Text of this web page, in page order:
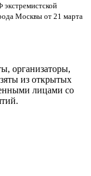
Москвы от 21 марта
организаторы,
из открытых
лицами со